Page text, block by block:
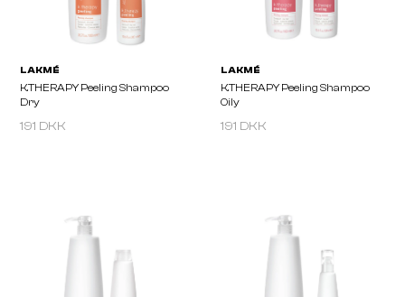
191 DKK 191 DKK